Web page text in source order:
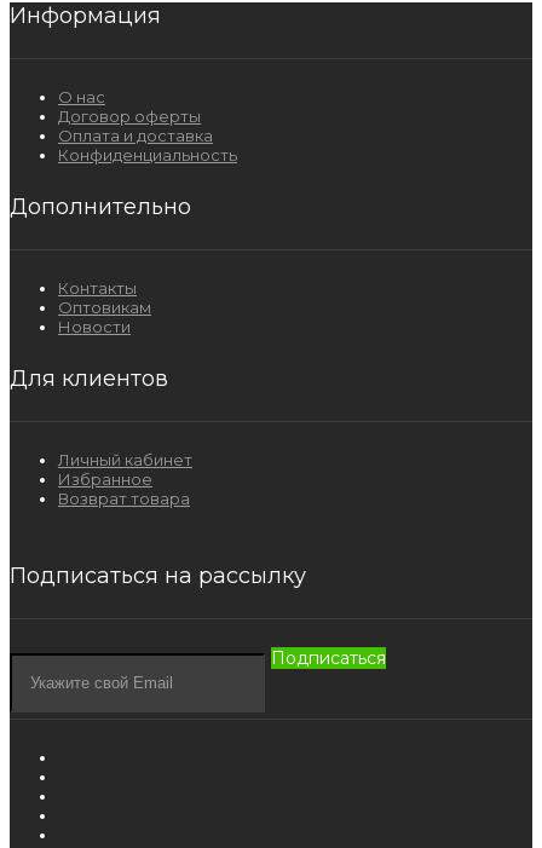
Информация
О нас
Договор оферты
Оплата и доставка
Конфиденциальность
Дополнительно
Контакты
Оптовикам
Новости
Для клиентов
Личный кабинет
Избранное
Возврат товара
Подписаться на рассылку
Подписаться